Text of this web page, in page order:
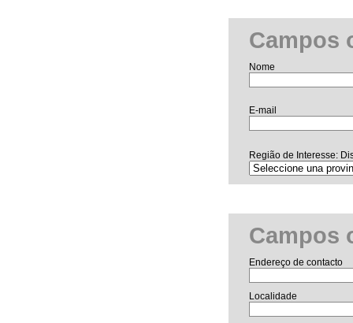
Campos
Nome
E-mail
Região de Interesse:
Campos
Endereço de contacto
Localidade